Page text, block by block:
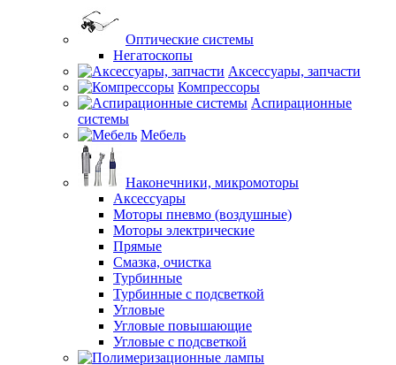
Оптические системы
Негатоскопы
Аксессуары, запчасти
Компрессоры
Аспирационные
системы
Мебель
Наконечники, микромоторы
Аксессуары
Моторы пневмо (воздушные)
Моторы электрические
Прямые
Смазка, очистка
Турбинные
Турбинные с подсветкой
Угловые
Угловые повышающие
Угловые с подсветкой